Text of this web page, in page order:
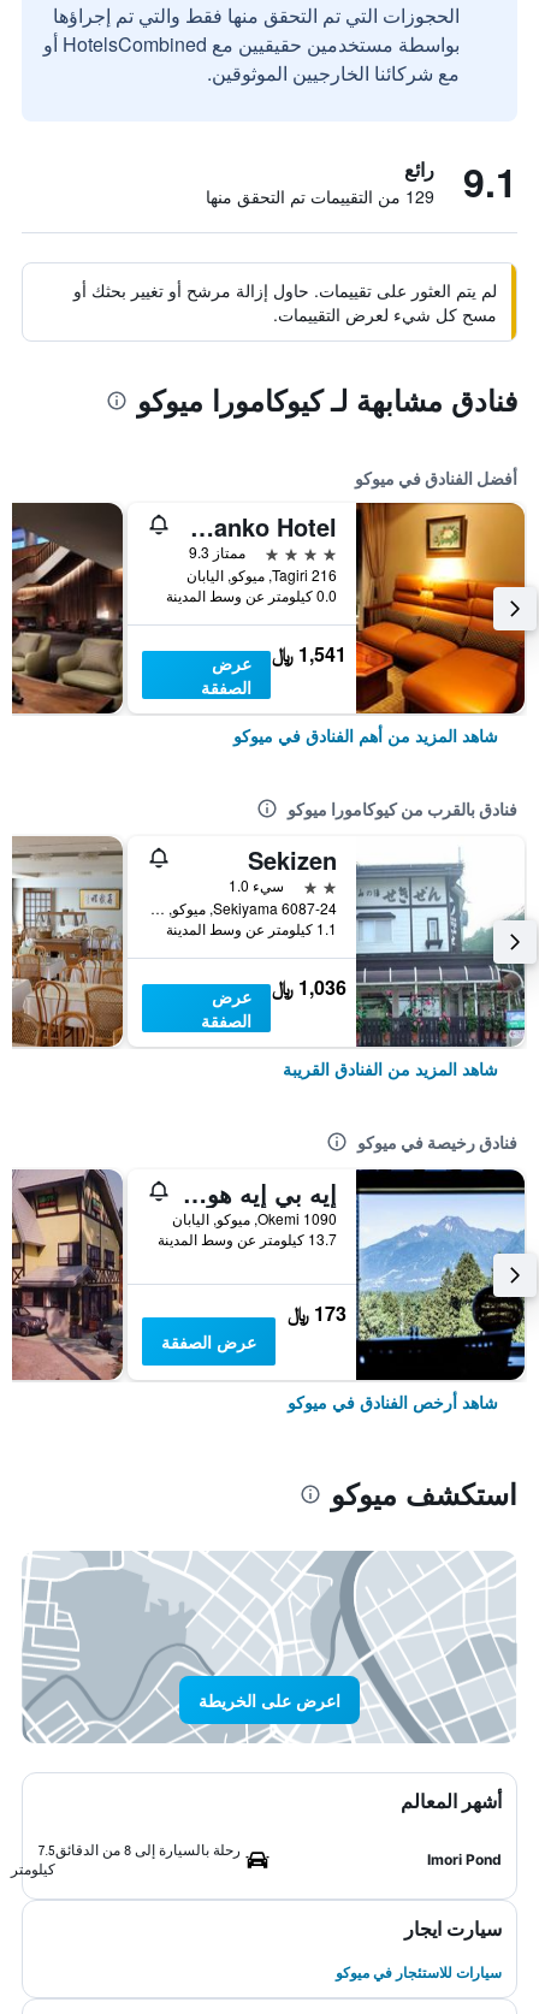
الحجوزات التي تم التحقق منها فقط والتي تم إجراؤها
بواسطة مستخدمين حقيقيين مع HotelsCombined أو
مع شركائنا الخارجيين الموثوقين.
9.1 رائع
129 من التقييمات تم التحقق منها
لم يتم العثور على تقييمات. حاول إزالة مرشح أو تغيير بحثك أو
مسح كل شيء لعرض التقييمات.
فنادق مشابهة لـ كيوكامورا ميوكو
أفضل الفنادق في ميوكو
Akakura Kanko Hotel
4 نجوم
ممتاز 9.3
Tagiri 216, ميوكو, اليابان
0.0 كيلومتر عن وسط المدينة
1,541 ﷼
عرض
الصفقة
شاهد المزيد من أهم الفنادق في ميوكو
فنادق بالقرب من كيوكامورا ميوكو
Sekizen
2 نجمتين
سيء 1.0
6087-24 Sekiyama, ميوكو, اليابان
1.1 كيلومتر عن وسط المدينة
1,036 ﷼
عرض
الصفقة
شاهد المزيد من الفنادق القريبة
فنادق رخيصة في ميوكو
إيه بي إيه هوتل آند ريزورت جويتسو مايوكو
1090 Okemi, ميوكو, اليابان
13.7 كيلومتر عن وسط المدينة
173 ﷼
عرض الصفقة
شاهد أرخص الفنادق في ميوكو
استكشف ميوكو
اعرض على الخريطة
أشهر المعالم
Imori Pond
رحلة بالسيارة إلى 8 من الدقائق
7.5
كيلومتر
سيارت ايجار
سيارات للاستئجار في ميوكو